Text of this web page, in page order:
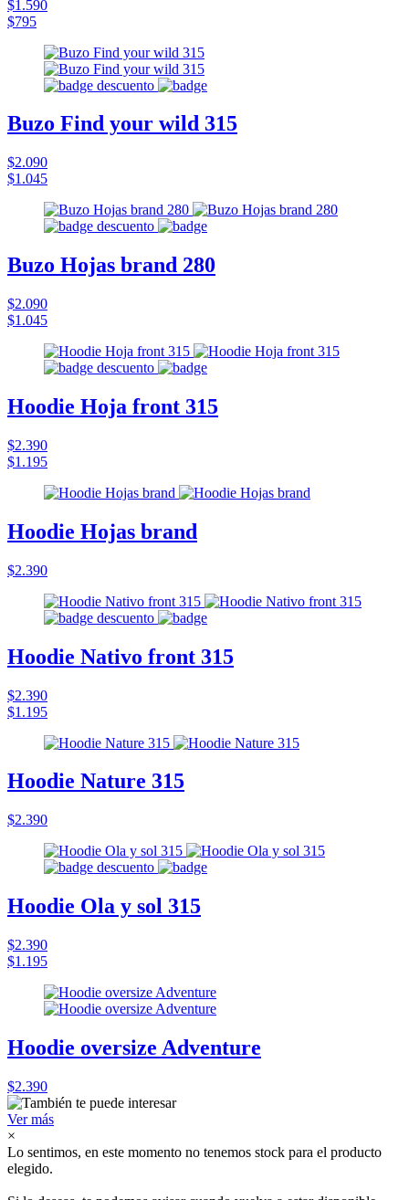
$1.590
$795
Buzo Find your wild 315
$2.090
$1.045
Buzo Hojas brand 280
$2.090
$1.045
Hoodie Hoja front 315
$2.390
$1.195
Hoodie Hojas brand
$2.390
Hoodie Nativo front 315
$2.390
$1.195
Hoodie Nature 315
$2.390
Hoodie Ola y sol 315
$2.390
$1.195
Hoodie oversize Adventure
$2.390
Ver más
×
Lo sentimos, en este momento no tenemos stock para el producto
elegido.